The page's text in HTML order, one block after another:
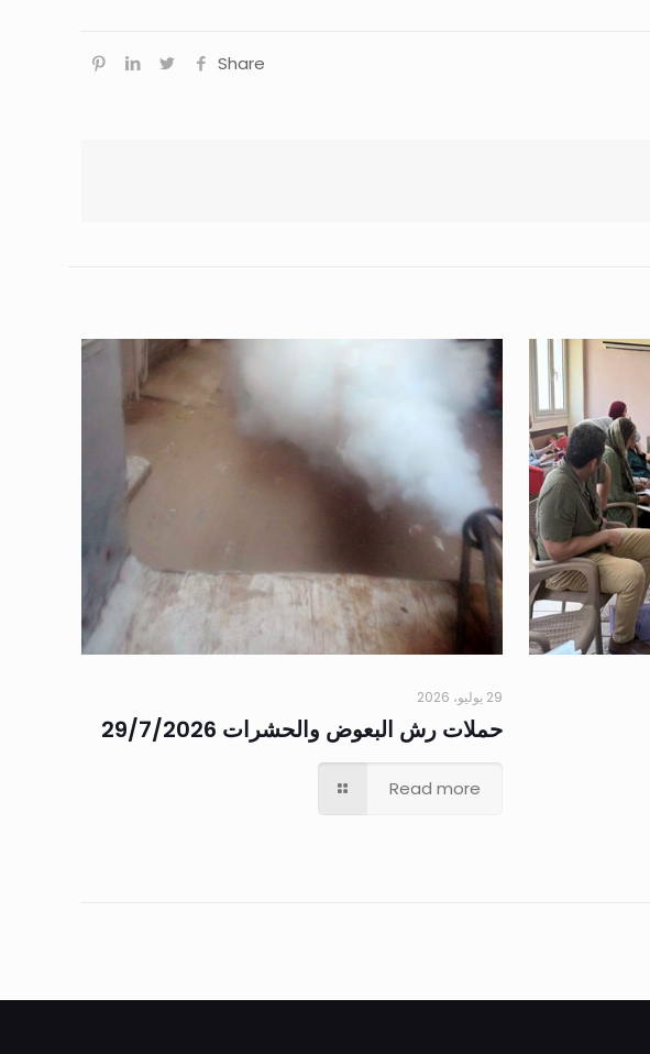
Share
29 يوليو، 2026
حملات رش البعوض والحشرات 29/7/2026
Read more